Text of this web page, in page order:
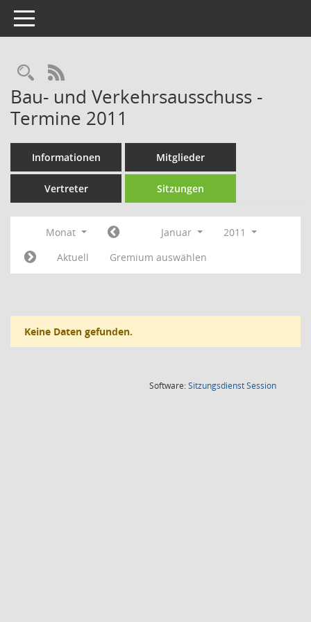
Toggle navigation
Rechercheauswahl
RSS-Feed
Bau- und Verkehrsausschuss -
Termine 2011
Informationen Mitglieder
Vertreter Sitzungen
Monat Januar
2011
Aktuell
Gremium auswählen
Keine Daten gefunden.
Software:SitzungsdienstSession(Wird in